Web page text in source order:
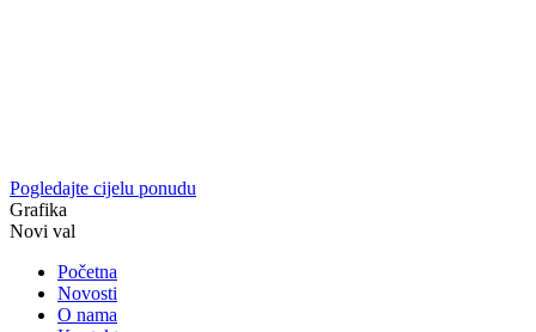
Pogledajte cijelu ponudu
Grafika
Novi val
Početna
Novosti
O nama